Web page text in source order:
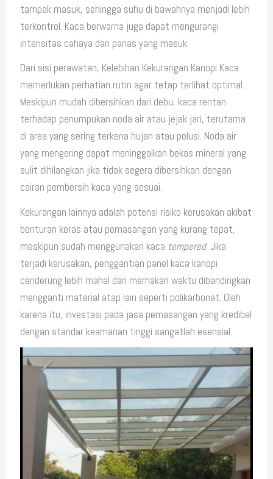
tampak masuk, sehingga suhu di bawahnya menjadi lebih
terkontrol. Kaca berwarna juga dapat mengurangi
intensitas cahaya dan panas yang masuk.
Dari sisi perawatan, Kelebihan Kekurangan Kanopi Kaca
memerlukan perhatian rutin agar tetap terlihat optimal.
Meskipun mudah dibersihkan dari debu, kaca rentan
terhadap penumpukan noda air atau jejak jari, terutama
di area yang sering terkena hujan atau polusi. Noda air
yang mengering dapat meninggalkan bekas mineral yang
sulit dihilangkan jika tidak segera dibersihkan dengan
cairan pembersih kaca yang sesuai.
Kekurangan lainnya adalah potensi risiko kerusakan akibat
benturan keras atau pemasangan yang kurang tepat,
meskipun sudah menggunakan kaca tempered. Jika
terjadi kerusakan, penggantian panel kaca kanopi
cenderung lebih mahal dan memakan waktu dibandingkan
mengganti material atap lain seperti polikarbonat. Oleh
karena itu, investasi pada jasa pemasangan yang kredibel
dengan standar keamanan tinggi sangatlah esensial.